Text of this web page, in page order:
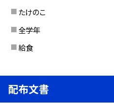
たけのこ
全学年
給食
配布文書